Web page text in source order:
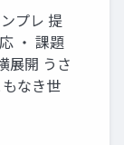
プレ 提
・ 課題
展開 うさ
なき世